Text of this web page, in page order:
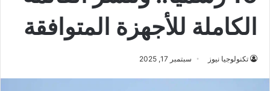
الكاملة للأجهزة المتوافقة
تكنولوجيا نيوز سبتمبر 17, 2025